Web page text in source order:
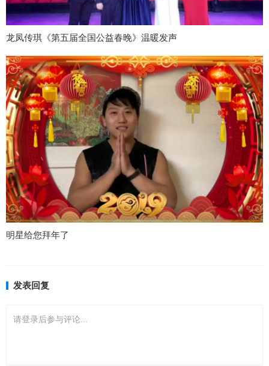
龙凤传琪《第五届全国公益春晚》温暖发声
明星给您拜年了
发表回复
请登录后参与评论...